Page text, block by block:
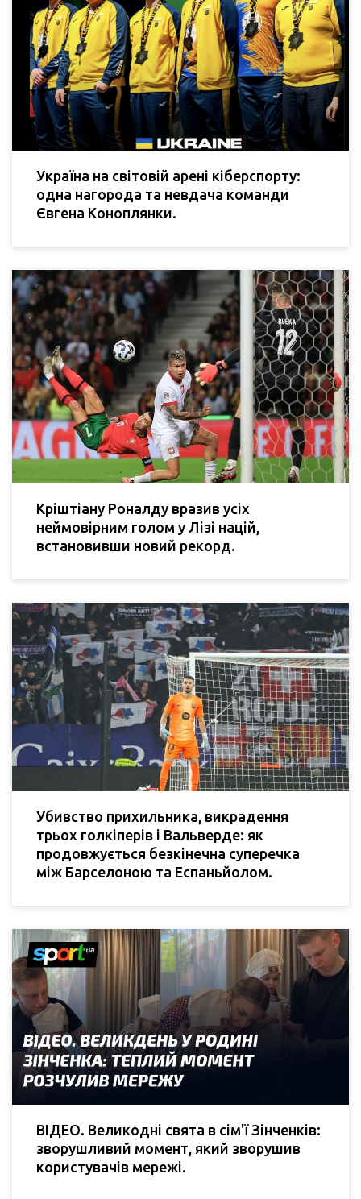
Україна на світовій арені кіберспорту:
одна нагорода та невдача команди
Євгена Коноплянки.
Кріштіану Роналду вразив усіх
неймовірним голом у Лізі націй,
встановивши новий рекорд.
Убивство прихильника, викрадення
трьох голкіперів і Вальверде: як
продовжується безкінечна суперечка
між Барселоною та Еспаньйолом.
ВІДЕО. Великодні свята в сім'ї Зінченків:
зворушливий момент, який зворушив
користувачів мережі.